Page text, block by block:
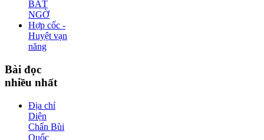
BẤT
NGỜ
Hợp cốc -
Huyệt vạn
năng
Bài đọc
nhiều nhất
Địa chỉ
Diện
Chẩn Bùi
Quốc